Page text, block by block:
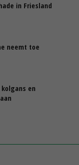
in Friesland
neemt toe
en